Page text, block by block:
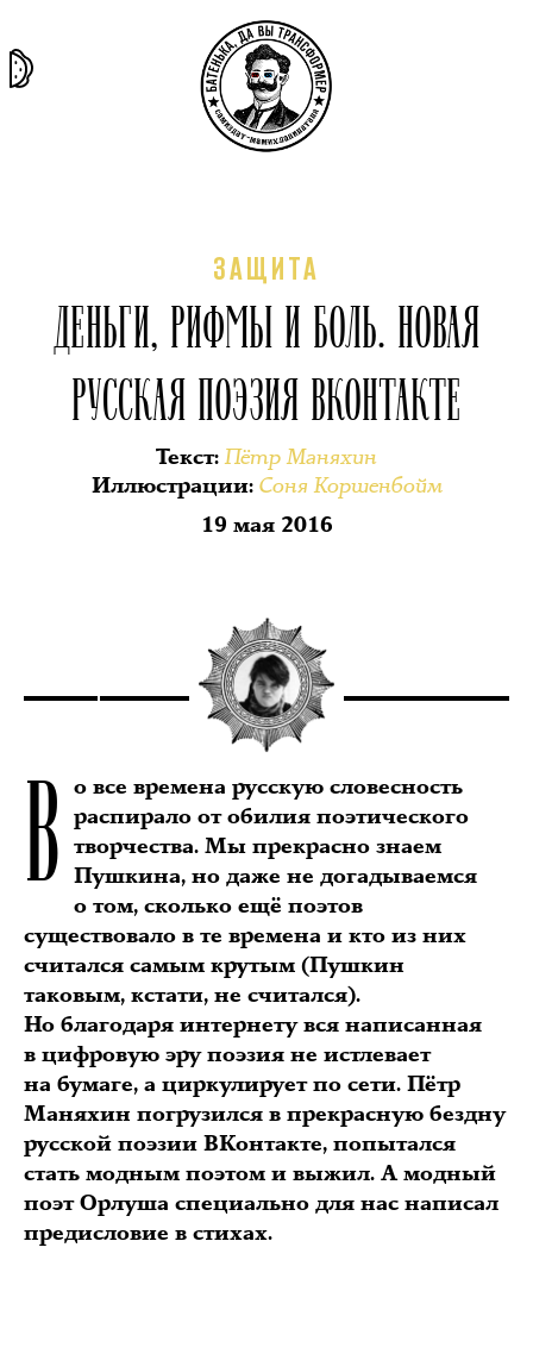
ЗАЩИТА
ДЕНЬГИ, РИФМЫ И БОЛЬ. НОВАЯ
РУССКАЯ ПОЭЗИЯ ВКОНТАКТЕ
Текст:Пётр Маняхин
Иллюстрации: Соня Коршенбойм
19 мая 2016
В о все времена русскую словесность
распирало от обилия поэтического
творчества. Мы прекрасно знаем
Пушкина, но даже не догадываемся
о том, сколько ещё поэтов
существовало в те времена и кто из них
считался самым крутым (Пушкин
таковым, кстати, не считался).
Но благодаря интернету вся написанная
в цифровую эру поэзия не истлевает
на бумаге, а циркулирует по сети. Пётр
Маняхин погрузился в прекрасную бездну
русской поэзии ВКонтакте, попытался
стать модным поэтом и выжил. А модный
поэт Орлуша специально для нас написал
предисловие в стихах.